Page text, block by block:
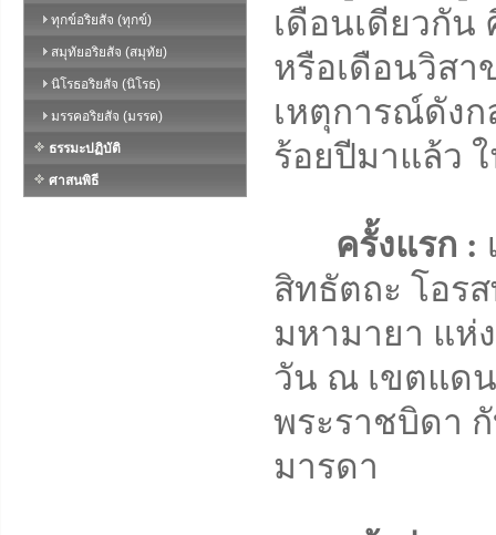
ทุกข์อริยสัจ (ทุกข์)
สมุทัยอริยสัจ (สมุทัย)
นิโรธอริยสัจ (นิโรธ)
มรรคอริยสัจ (มรรค)
ธรรมะปฏิบัติ
ศาสนพิธี
เดือนเดียวกั
หรือเดือนวิสา
เหตุการณ์ดังก
ร้อยปีมาแล้ว
ครั้งแรก :
สิทธัตถะ โอร
มหามายา แห่
วัน ณ เขตแด
พระราชบิดา
มารดา